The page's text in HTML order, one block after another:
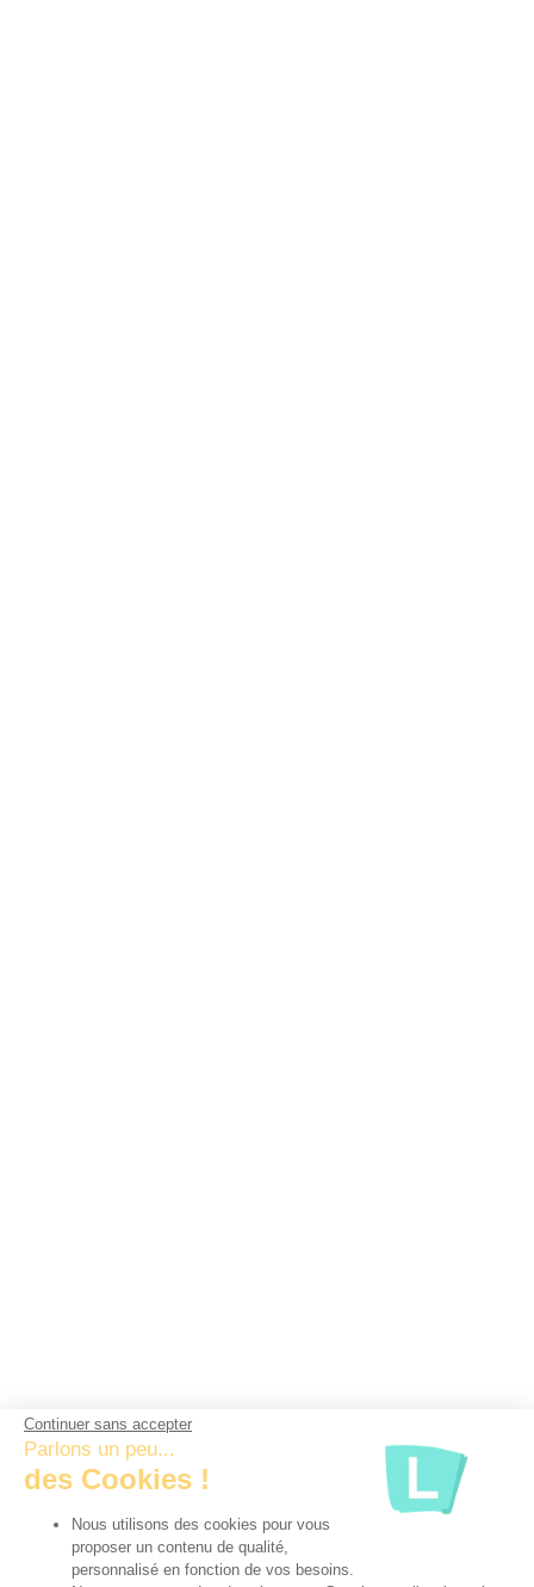
Continuer sans accepter
Parlons un peu...
des Cookies !
Nous utilisons des cookies pour vous
proposer un contenu de qualité,
personnalisé en fonction de vos besoins.